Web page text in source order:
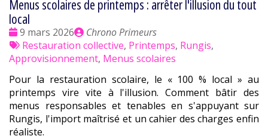
Menus scolaires de printemps : arrêter l'illusion du tout
local
Date
:
9 mars 2026
Publié
par
Chrono Primeurs
Tags
:
Restauration collective, Printemps, Rungis,
Approvisionnement, Menus scolaires
Pour la restauration scolaire, le « 100 % local » au
printemps vire vite à l'illusion. Comment bâtir des
menus responsables et tenables en s'appuyant sur
Rungis, l'import maîtrisé et un cahier des charges enfin
réaliste.